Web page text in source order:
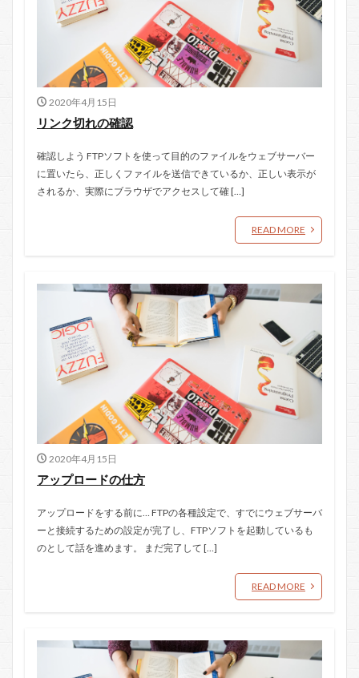
2020年4月15日
リンク切れの確認
確認しよう FTPソフトを使って目的のファイルをウェブサーバー
に置いたら、正しくファイルを送信できているか、正しい表示が
されるか、実際にブラウザでアクセスして確 […]
READ MORE
2020年4月15日
アップロードの仕方
アップロードをする前に… FTPの各種設定で、すでにウェブサーバ
ーと接続するための設定が完了し、FTPソフトを起動しているも
のとして話を進めます。 まだ完了して […]
READ MORE